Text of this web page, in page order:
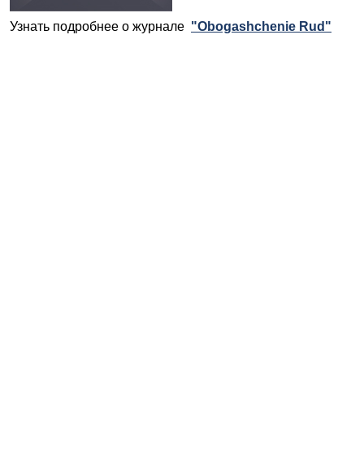
Узнать подробнее о журнале "Obogashchenie Rud"